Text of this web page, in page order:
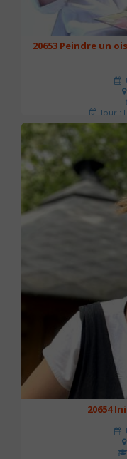
20653 Peindre un
Jour :
20654